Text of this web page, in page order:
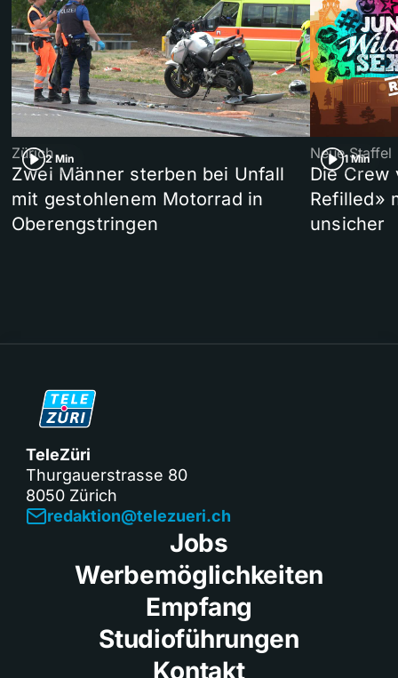
2 Min
Zürich
Zwei Männer sterben bei Unfall
mit gestohlenem Motorrad in
Oberengstringen
1 Min
Neue Staffel
Die Crew
Refilled»
unsicher
TeleZüri
Thurgauerstrasse 80
8050 Zürich
redaktion@telezueri.ch
Jobs
Werbemöglichkeiten
Empfang
Studioführungen
Kontakt